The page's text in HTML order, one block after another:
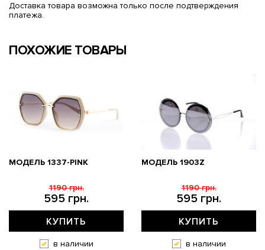
Доставка товара возможна только после подтверждения
платежа.
ПОХОЖИЕ ТОВАРЫ
МОДЕЛЬ 1337-PINK
595 грн.
1190 грн.
КУПИТЬ
в наличии
МОДЕЛЬ 1903Z
595 грн.
1190 грн.
КУПИТЬ
в наличии